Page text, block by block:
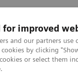
for improved
and our partners
by clicking
or select them